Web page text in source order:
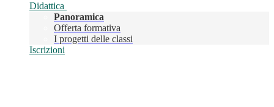
Didattica
Panoramica
Offerta formativa
I progetti delle classi
Iscrizioni